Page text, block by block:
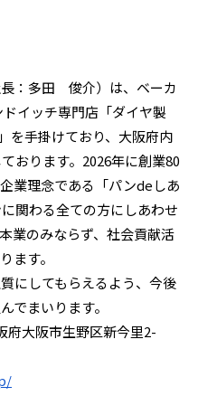
：多田 俊介）は、ベーカ
イッチ専門店「ダイヤ製
を手掛けており、大阪府内
おります。2026年に創業80
業理念である「パンdeしあ
関わる全ての方にしあわせ
業のみならず、社会貢献活
ます。
にしてもらえるよう、今後
でまいります。
府大阪市生野区新今里2-